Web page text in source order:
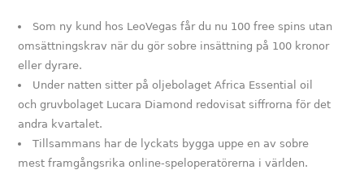
Som ny kund hos LeoVegas får du nu 100 free spins utan
omsättningskrav när du gör sobre insättning på 100 kronor
eller dyrare.
Under natten sitter på oljebolaget Africa Essential oil
och gruvbolaget Lucara Diamond redovisat siffrorna för det
andra kvartalet.
Tillsammans har de lyckats bygga uppe en av sobre
mest framgångsrika online-speloperatörerna i världen.